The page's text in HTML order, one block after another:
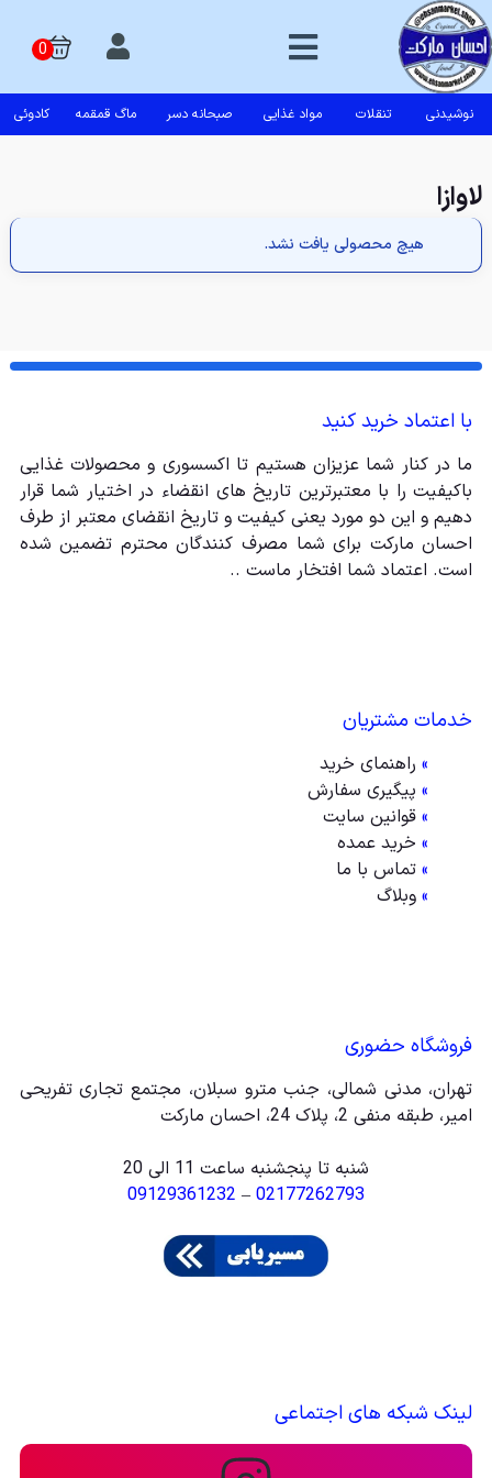
نوشیدنی تنقلات مواد غذایی صبحانه دسر ماگ قمقمه کادوئی
لاوازا
هیچ محصولی یافت نشد.
با اعتماد خرید کنید
ما در کنار شما عزیزان هستیم تا اکسسوری و محصولات غذایی
باکیفیت را با معتبرترین تاریخ های انقضاء در اختیار شما قرار
دهیم و این دو مورد یعنی کیفیت و تاریخ انقضای معتبر از طرف
احسان مارکت برای شما مصرف کنندگان محترم تضمین شده
است. اعتماد شما افتخار ماست ..
خدمات مشتریان
» راهنمای خرید
» پیگیری سفارش
» قوانین سایت
» خرید عمده
» تماس با ما
» وبلاگ
فروشگاه حضوری
تهران، مدنی شمالی، جنب مترو سبلان، مجتمع تجاری تفریحی
امیر، طبقه منفی 2، پلاک 24، احسان مارکت
شنبه تا پنجشنبه ساعت 11 الی 20
02177262793
–
09129361232
لینک شبکه های اجتماعی